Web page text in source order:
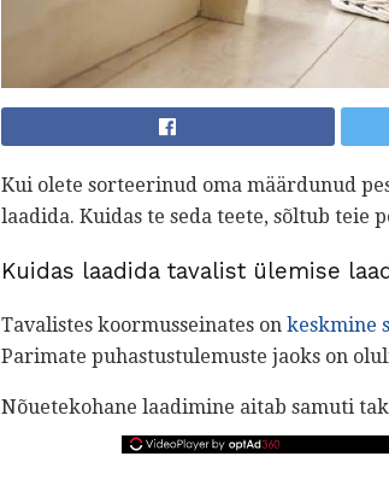
Kui olete sorteerinud oma määrdunud
laadida. Kuidas te seda teete, sõltub teie
Kuidas laadida tavalist ülemise
Tavalistes koormusseinates on keskmine
Parimate puhastustulemuste jaoks on
Nõuetekohane laadimine aitab samuti